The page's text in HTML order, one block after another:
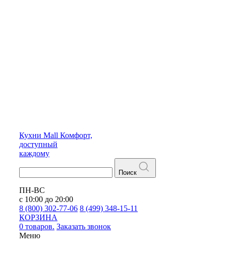
Кухни Mall Комфорт,
доступный
каждому
Поиск
ПН-ВС
с 10:00 до 20:00
8 (800) 302-77-06 8 (499) 348-15-11
КОРЗИНА
0 товаров. Заказать звонок
Меню